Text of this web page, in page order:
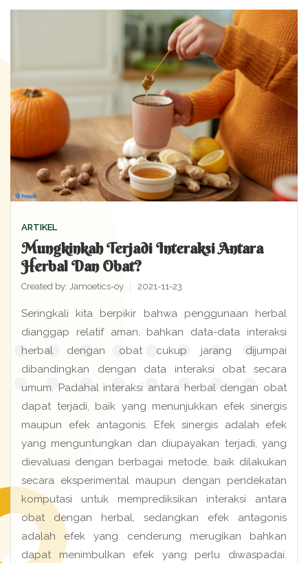
ARTIKEL
Mungkinkah Terjadi Interaksi Antara
Herbal Dan Obat?
Created by: Jamoetics-oy 2021-11-23
Seringkali kita berpikir bahwa penggunaan herbal
dianggap relatif aman, bahkan data-data interaksi
herbal dengan obat cukup jarang dijumpai
dibandingkan dengan data interaksi obat secara
umum. Padahal interaksi antara herbal dengan obat
dapat terjadi, baik yang menunjukkan efek sinergis
maupun efek antagonis. Efek sinergis adalah efek
yang menguntungkan dan diupayakan terjadi, yang
dievaluasi dengan berbagai metode, baik dilakukan
secara eksperimental maupun dengan pendekatan
komputasi untuk memprediksikan interaksi antara
obat dengan herbal, sedangkan efek antagonis
adalah efek yang cenderung merugikan bahkan
dapat menimbulkan efek yang perlu diwaspadai.